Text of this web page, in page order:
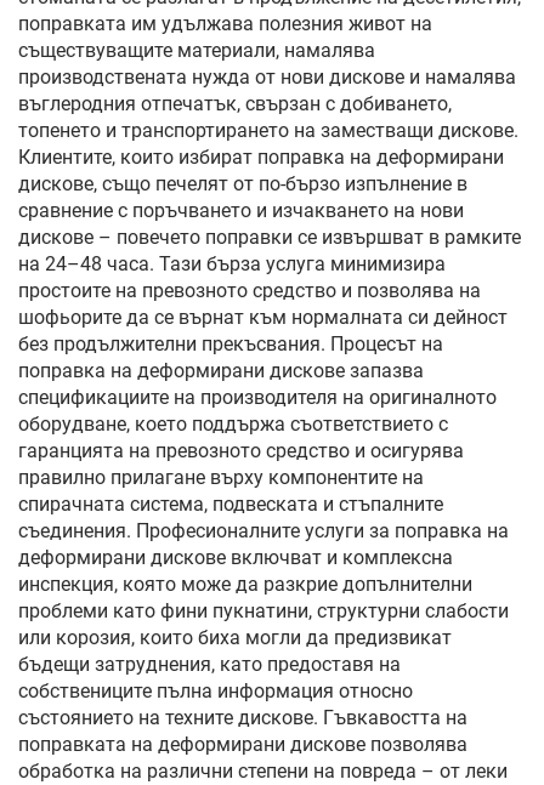
поправката им удължава полезния живот на
съществуващите материали, намалява
производствената нужда от нови дискове и намалява
въглеродния отпечатък, свързан с добиването,
топенето и транспортирането на заместващи дискове.
Клиентите, които избират поправка на деформирани
дискове, също печелят от по-бързо изпълнение в
сравнение с поръчването и изчакването на нови
дискове – повечето поправки се извършват в рамките
на 24–48 часа. Тази бърза услуга минимизира
простоите на превозното средство и позволява на
шофьорите да се върнат към нормалната си дейност
без продължителни прекъсвания. Процесът на
поправка на деформирани дискове запазва
спецификациите на производителя на оригиналното
оборудване, което поддържа съответствието с
гаранцията на превозното средство и осигурява
правилно прилагане върху компонентите на
спирачната система, подвеската и стъпалните
съединения. Професионалните услуги за поправка на
деформирани дискове включват и комплексна
инспекция, която може да разкрие допълнителни
проблеми като фини пукнатини, структурни слабости
или корозия, които биха могли да предизвикат
бъдещи затруднения, като предоставя на
собствениците пълна информация относно
състоянието на техните дискове. Гъвкавостта на
поправката на деформирани дискове позволява
обработка на различни степени на повреда – от леки